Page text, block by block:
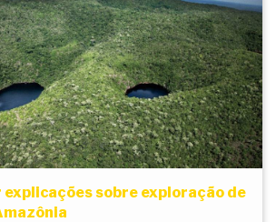
explicações sobre exploração de